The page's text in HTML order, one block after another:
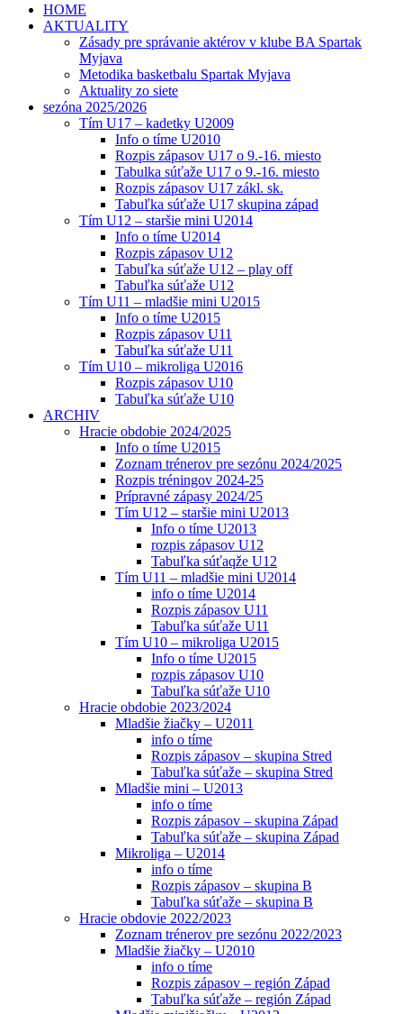
HOME
AKTUALITY
Zásady pre správanie aktérov v klube BA Spartak
Myjava
Metodika basketbalu Spartak Myjava
Aktuality zo siete
sezóna 2025/2026
Tím U17 – kadetky U2009
Info o tíme U2010
Rozpis zápasov U17 o 9.-16. miesto
Tabulka súťaže U17 o 9.-16. miesto
Rozpis zápasov U17 zákl. sk.
Tabuľka súťaže U17 skupina západ
Tím U12 – staršie mini U2014
Info o tíme U2014
Rozpis zápasov U12
Tabuľka súťaže U12 – play off
Tabuľka súťaže U12
Tím U11 – mladšie mini U2015
Info o tíme U2015
Rozpis zápasov U11
Tabuľka súťaže U11
Tím U10 – mikroliga U2016
Rozpis zápasov U10
Tabuľka súťaže U10
ARCHIV
Hracie obdobie 2024/2025
Info o tíme U2015
Zoznam trénerov pre sezónu 2024/2025
Rozpis tréningov 2024-25
Prípravné zápasy 2024/25
Tím U12 – staršie mini U2013
Info o tíme U2013
rozpis zápasov U12
Tabuľka súťaqže U12
Tím U11 – mladšie mini U2014
info o tíme U2014
Rozpis zápasov U11
Tabuľka súťaže U11
Tím U10 – mikroliga U2015
Info o tíme U2015
rozpis zápasov U10
Tabuľka súťaže U10
Hracie obdobie 2023/2024
Mladšie žiačky – U2011
info o tíme
Rozpis zápasov – skupina Stred
Tabuľka súťaže – skupina Stred
Mladšie mini – U2013
info o tíme
Rozpis zápasov – skupina Západ
Tabuľka súťaže – skupina Západ
Mikroliga – U2014
info o tíme
Rozpis zápasov – skupina B
Tabuľka súťaže – skupina B
Hracie obdovie 2022/2023
Zoznam trénerov pre sezónu 2022/2023
Mladšie žiačky – U2010
info o tíme
Rozpis zápasov – región Západ
Tabuľka súťaže – región Západ